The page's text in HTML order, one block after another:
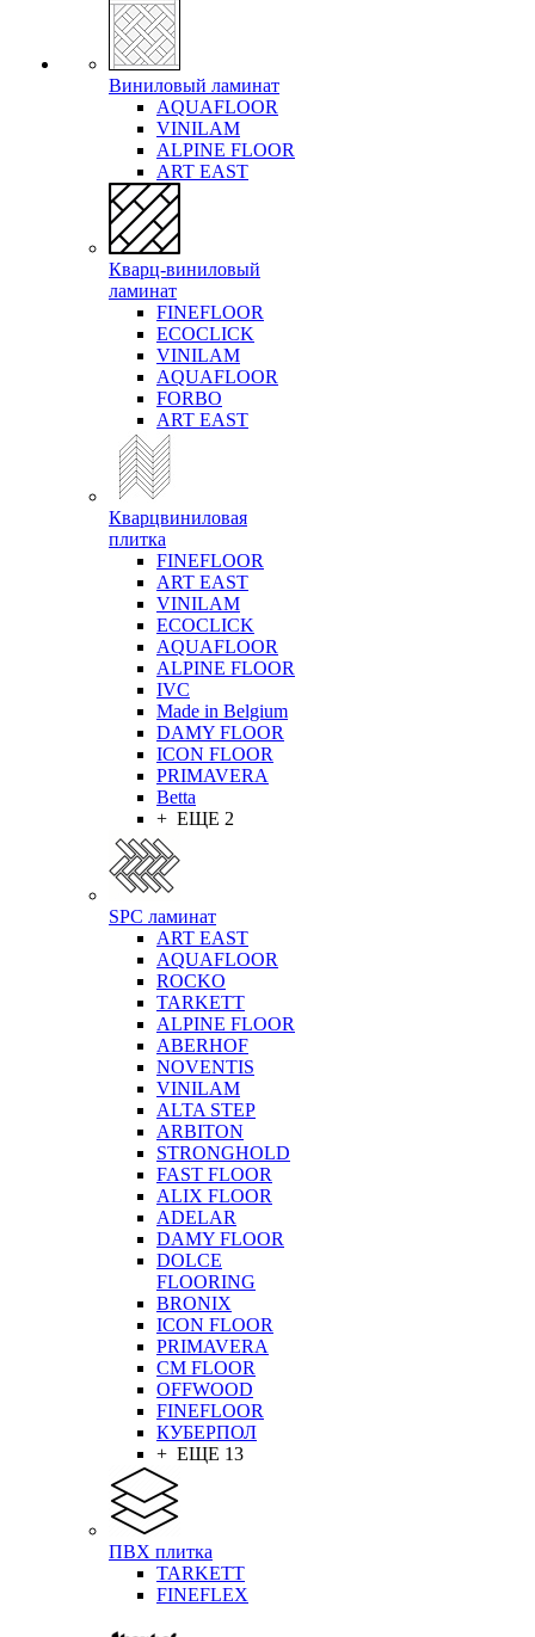
Виниловый ламинат
AQUAFLOOR
VINILAM
ALPINE FLOOR
ART EAST
Кварц-виниловый
ламинат
FINEFLOOR
ECOCLICK
VINILAM
AQUAFLOOR
FORBO
ART EAST
Кварцвиниловая
плитка
FINEFLOOR
ART EAST
VINILAM
ECOCLICK
AQUAFLOOR
ALPINE FLOOR
IVC
Made in Belgium
DAMY FLOOR
ICON FLOOR
PRIMAVERA
Betta
+ ЕЩЕ 2
SPC ламинат
ART EAST
AQUAFLOOR
ROCKO
TARKETT
ALPINE FLOOR
ABERHOF
NOVENTIS
VINILAM
ALTA STEP
ARBITON
STRONGHOLD
FAST FLOOR
ALIX FLOOR
ADELAR
DAMY FLOOR
DOLCE
FLOORING
BRONIX
ICON FLOOR
PRIMAVERA
CM FLOOR
OFFWOOD
FINEFLOOR
КУБЕРПОЛ
+ ЕЩЕ 13
ПВХ плитка
TARKETT
FINEFLEX